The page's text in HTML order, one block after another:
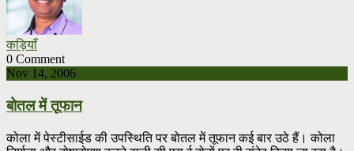
कड़ियाँ
0 Comment
Nov 14, 2006
बोतल में तूफान
कोला में पेस्टीसाईड की उपस्थिति पर बोतल में तूफान कई बार उठे हैं। कोला